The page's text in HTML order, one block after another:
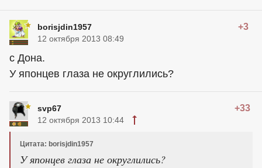
borisjdin1957 +3
12 октября 2013 08:49
с Дона.
У японцев глаза не округлились?
svp67 +33
12 октября 2013 10:44
Цитата: borisjdin1957
У японцев глаза не округлились?